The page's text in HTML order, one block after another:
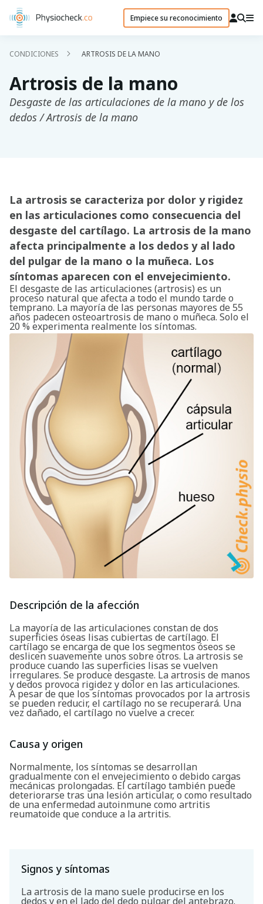
Empiece su reconocimiento
CONDICIONES ARTROSIS DE LA MANO
Artrosis de la mano
Desgaste de las articulaciones de la mano y de los
dedos / Artrosis de la mano
La artrosis se caracteriza por dolor y rigidez
en las articulaciones como consecuencia del
desgaste del cartílago. La artrosis de la mano
afecta principalmente a los dedos y al lado
del pulgar de la mano o la muñeca. Los
síntomas aparecen con el envejecimiento.
El desgaste de las articulaciones (artrosis) es un
proceso natural que afecta a todo el mundo tarde o
temprano. La mayoría de las personas mayores de 55
años padecen osteoartrosis de mano o muñeca. Solo el
20 % experimenta realmente los síntomas.
Descripción de la afección
La mayoría de las articulaciones constan de dos
superficies óseas lisas cubiertas de cartílago. El
cartílago se encarga de que los segmentos óseos se
deslicen suavemente unos sobre otros. La artrosis se
produce cuando las superficies lisas se vuelven
irregulares. Se produce desgaste. La artrosis de manos
y dedos provoca rigidez y dolor en las articulaciones.
A pesar de que los síntomas provocados por la artrosis
se pueden reducir, el cartílago no se recuperará. Una
vez dañado, el cartílago no vuelve a crecer.
Causa y origen
Normalmente, los síntomas se desarrollan
gradualmente con el envejecimiento o debido cargas
mecánicas prolongadas. El cartílago también puede
deteriorarse tras una lesión articular, o como resultado
de una enfermedad autoinmune como artritis
reumatoide que conduce a la artritis.
Signos y síntomas
La artrosis de la mano suele producirse en los
dedos y en el lado del dedo pulgar del antebrazo.